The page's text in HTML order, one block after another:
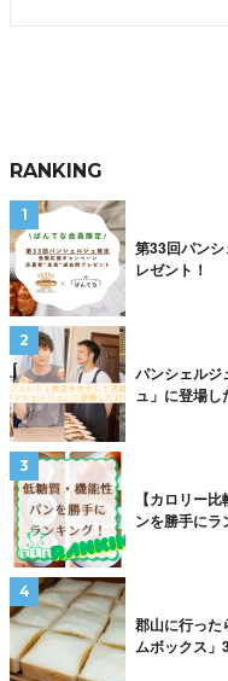
RANKING
第33回パン
レゼント！
パンシェルジ
ュ」に登場
【カロリー
ンを勝手にラ
郡山に行った
ムボックス」